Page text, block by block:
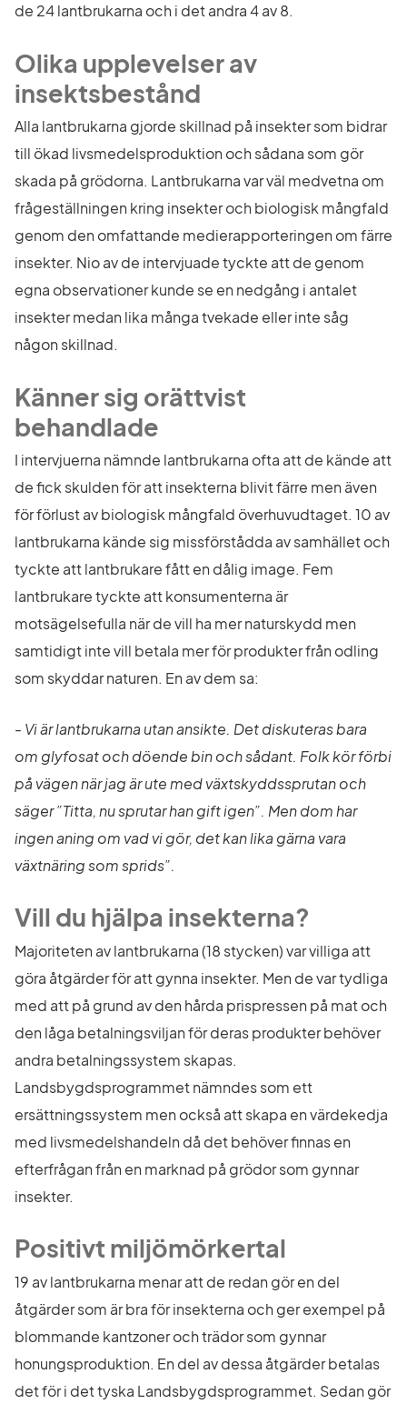
de 24 lantbrukarna och i det andra 4 av 8.
Olika upplevelser av
insektsbestånd
Alla lantbrukarna gjorde skillnad på insekter som bidrar
till ökad livsmedelsproduktion och sådana som gör
skada på grödorna. Lantbrukarna var väl medvetna om
frågeställningen kring insekter och biologisk mångfald
genom den omfattande medierapporteringen om färre
insekter. Nio av de intervjuade tyckte att de genom
egna observationer kunde se en nedgång i antalet
insekter medan lika många tvekade eller inte såg
någon skillnad.
Känner sig orättvist
behandlade
I intervjuerna nämnde lantbrukarna ofta att de kände att
de fick skulden för att insekterna blivit färre men även
för förlust av biologisk mångfald överhuvudtaget. 10 av
lantbrukarna kände sig missförstådda av samhället och
tyckte att lantbrukare fått en dålig image. Fem
lantbrukare tyckte att konsumenterna är
motsägelsefulla när de vill ha mer naturskydd men
samtidigt inte vill betala mer för produkter från odling
som skyddar naturen. En av dem sa:
- Vi är lantbrukarna utan ansikte. Det diskuteras bara
om glyfosat och döende bin och sådant. Folk kör förbi
på vägen när jag är ute med växtskyddssprutan och
säger ”Titta, nu sprutar han gift igen”. Men dom har
ingen aning om vad vi gör, det kan lika gärna vara
växtnäring som sprids”.
Vill du hjälpa insekterna?
Majoriteten av lantbrukarna (18 stycken) var villiga att
göra åtgärder för att gynna insekter. Men de var tydliga
med att på grund av den hårda prispressen på mat och
den låga betalningsviljan för deras produkter behöver
andra betalningssystem skapas.
Landsbygdsprogrammet nämndes som ett
ersättningssystem men också att skapa en värdekedja
med livsmedelshandeln då det behöver finnas en
efterfrågan från en marknad på grödor som gynnar
insekter.
Positivt miljömörkertal
19 av lantbrukarna menar att de redan gör en del
åtgärder som är bra för insekterna och ger exempel på
blommande kantzoner och trädor som gynnar
honungsproduktion. En del av dessa åtgärder betalas
det för i det tyska Landsbygdsprogrammet. Sedan gör